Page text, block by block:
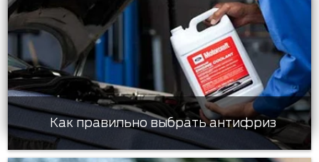
Как правильно выбрать антифриз